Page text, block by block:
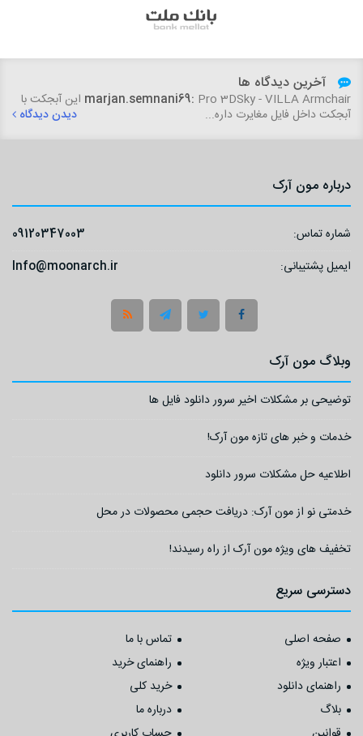
آخرین دیدگاه ها
marjan.semnani69: Pro 3DSky - VILLA Armchair این آبجکت با
آبجکت داخل فایل مغایرت داره... دیدن دیدگاه
درباره مون آرک
شماره تماس:
09120347003
ایمیل پشتیبانی:
Info@moonarch.ir
وبلاگ مون آرک
توضیحی بر مشکلات اخیر سرور دانلود فایل ها
خدمات و خبر های تازه مون آرک!
اطلاعیه حل مشکلات سرور دانلود
خدمتی نو از مون آرک: دریافت حجمی محصولات در محل
تخفیف های ویژه مون آرک از راه رسیدند!
دسترسی سریع
صفحه اصلی
تماس با ما
اعتبار ویژه
راهنمای خرید
راهنمای دانلود
خرید کلی
بلاگ
درباره ما